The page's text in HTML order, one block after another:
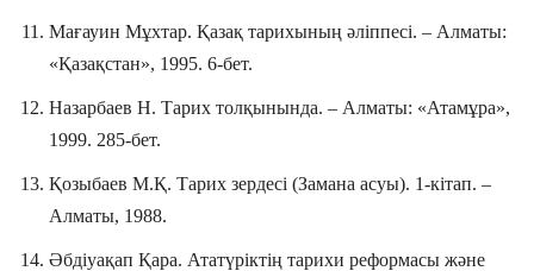
Мағауин Мұхтар. Қазақ тарихының әліппесі. – Алматы:
«Қазақстан», 1995. 6-бет.
Назарбаев Н. Тарих толқынында. – Алматы: «Атамұра»,
1999. 285-бет.
Қозыбаев М.Қ. Тарих зердесі (Замана асуы). 1-кітап. –
Алматы, 1988.
Әбдіуақап Қара. Ататүріктің тарихи реформасы және